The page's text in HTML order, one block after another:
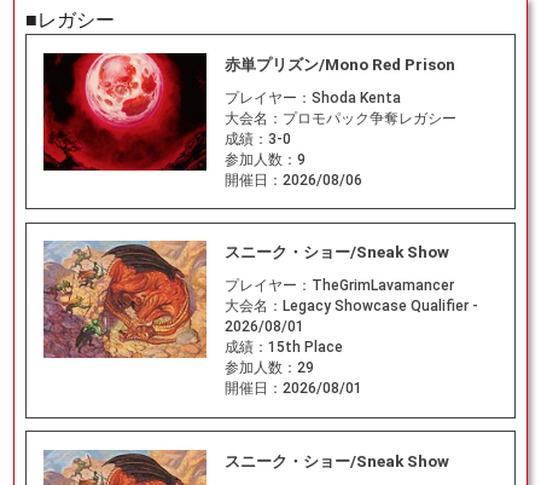
■レガシー
赤単プリズン/Mono Red Prison
プレイヤー： Shoda Kenta
大会名： プロモパック争奪レガシー
成績： 3-0
参加人数： 9
開催日： 2026/08/06
スニーク・ショー/Sneak Show
プレイヤー： TheGrimLavamancer
大会名： Legacy Showcase Qualifier -
2026/08/01
成績： 15th Place
参加人数： 29
開催日： 2026/08/01
スニーク・ショー/Sneak Show